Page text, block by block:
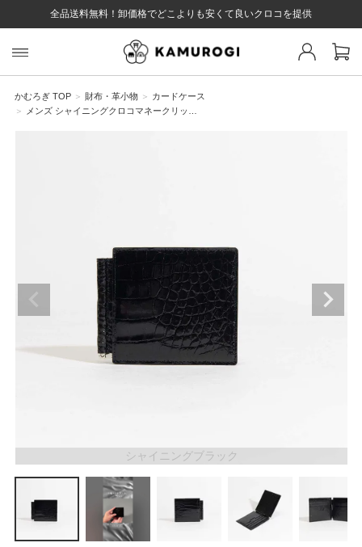
全品送料無料！卸価格でどこよりも安くて良いクロコを提供
ト 様
#キーワードキーワード #キー
布・革小物
戻る
かむろぎ TOP 財布・革小物
カードケース
メンズ シャイニングクロコマネークリッ…
シャイニングブラック